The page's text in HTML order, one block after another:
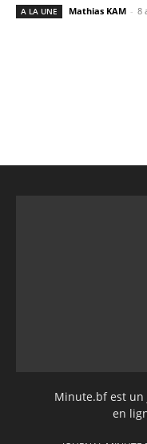
A LA UNE Mathias KAM - 8
Minute.bf est un
en